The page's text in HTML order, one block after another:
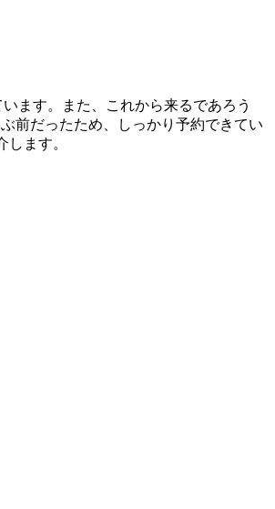
ます。また、これから来るであろう
前だったため、しっかり予約できてい
ます。